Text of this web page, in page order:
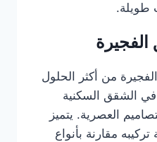
طويلة.
من أكثر الحلول
في الشقق السكنية
العصرية. يتميز
مقارنة بأنواع